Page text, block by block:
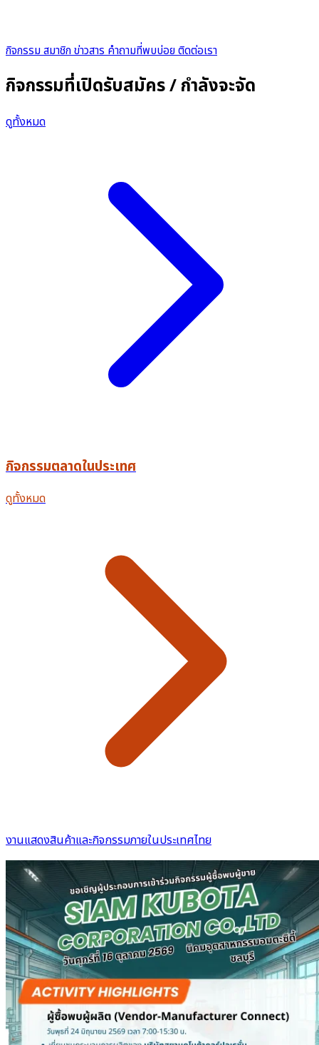
กิจกรรมสมาชิกข่าวสารคำถามที่พบบ่อยติดต่อเรา
กิจกรรมที่เปิดรับสมัคร / กำลังจะจัด
ดูทั้งหมด
กิจกรรมตลาดในประเทศ
ดูทั้งหมด
งานแสดงสินค้าและกิจกรรมภายในประเทศไทย